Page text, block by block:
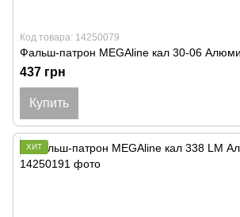
Код товара: 14250079
Фальш-патрон MEGAline кал 30-06
437 грн
Купить
ХИТ